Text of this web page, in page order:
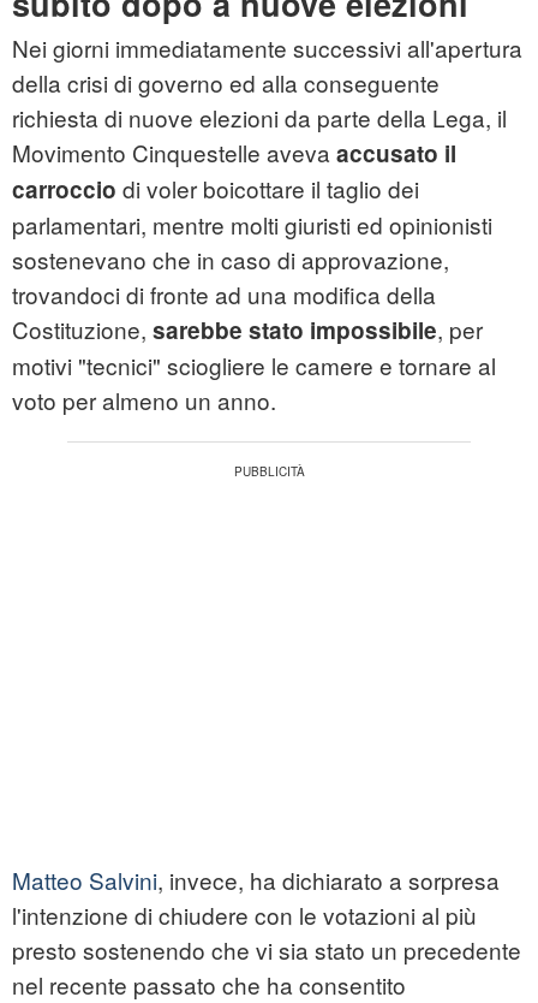
Nei giorni immediatamente successivi all'apertura
della crisi di governo ed alla conseguente
richiesta di nuove elezioni da parte della Lega, il
Movimento Cinquestelle aveva accusato il
carroccio di voler boicottare il taglio dei
parlamentari, mentre molti giuristi ed opinionisti
sostenevano che in caso di approvazione,
trovandoci di fronte ad una modifica della
Costituzione, sarebbe stato impossibile, per
motivi "tecnici" sciogliere le camere e tornare al
voto per almeno un anno.
Matteo Salvini, invece, ha dichiarato a sorpresa
l'intenzione di chiudere con le votazioni al più
presto sostenendo che vi sia stato un precedente
nel recente passato che ha consentito